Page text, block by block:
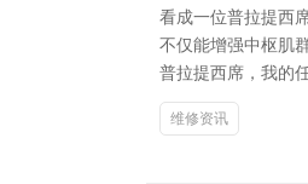
看成一位普拉提西
不仅能增强中枢肌
普拉提西席，我的
维修资讯